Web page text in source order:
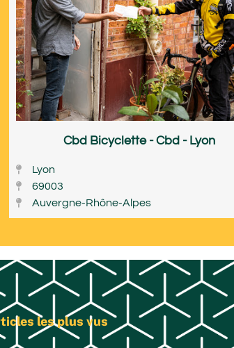
Cbd Bicyclette - Cbd - Lyon
Lyon
69003
Auvergne-Rhône-Alpes
les plus vus